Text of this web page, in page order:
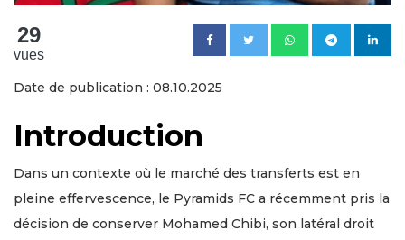
29
vues
Date de publication : 08.10.2025
Introduction
Dans un contexte où le marché des transferts est en
pleine effervescence, le Pyramids FC a récemment pris la
décision de conserver Mohamed Chibi, son latéral droit